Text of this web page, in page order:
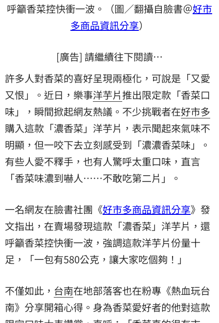
呼籲香菜控快衝一波。（圖／翻攝自臉書＠好市
多商品資訊分享）
[廣告] 請繼續往下閱讀…
許多人對香菜的喜好呈現兩極化，可說是「又愛
又恨」。近日，樂事洋芋片推出限定款「香菜口
味」，瞬間掀起網友熱議。不少挑戰者在好市多
購入這款「濃香菜」洋芋片，表示聞起來氣味不
明顯，但一咬下去立刻感受到「濃濃香菜味」。
有些人愛不釋手，也有人驚呼太重口味，直言
「香菜味濃到嚇人……不敢吃第二片」。
一名網友在臉書社團《好市多商品資訊分享》發
文指出，在賣場發現這款「濃香菜」洋芋片，還
呼籲香菜控快衝一波，強調這款洋芋片份量十
足，「一包有580公克，讓大家吃個夠！」
不僅如此， 台南在地部落客也在粉專《熱血玩台
南》分享開箱心得。身為香菜愛好者的他對這款